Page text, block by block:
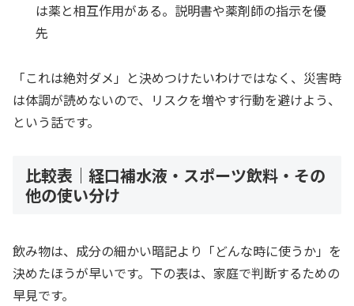
は薬と相互作用がある。説明書や薬剤師の指示を優
先
「これは絶対ダメ」と決めつけたいわけではなく、災害時
は体調が読めないので、リスクを増やす行動を避けよう、
という話です。
比較表｜経口補水液・スポーツ飲料・その
他の使い分け
飲み物は、成分の細かい暗記より「どんな時に使うか」を
決めたほうが早いです。下の表は、家庭で判断するための
早見です。